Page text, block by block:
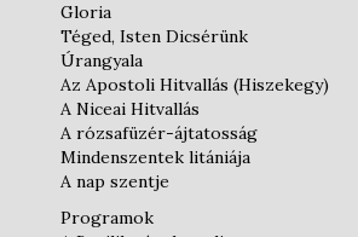
Gloria
Téged, Isten Dicsérünk
Úrangyala
Az Apostoli Hitvallás (Hiszekegy)
A Niceai Hitvallás
A rózsafüzér-ájtatosság
Mindenszentek litániája
A nap szentje
Programok